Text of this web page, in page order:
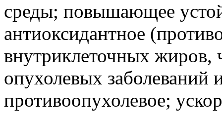
среды; повышающее
антиоксидантное
внутриклеточных жиров,
опухолевых заболеваний
противоопухолевое;